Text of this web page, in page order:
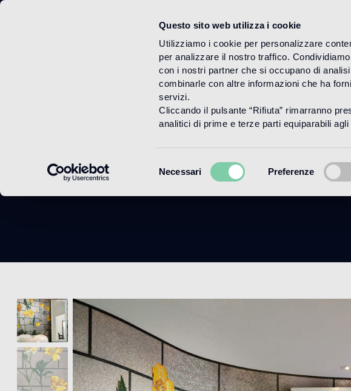
Questo sito web utilizza i cookie
Utilizziamo i cookie per personalizzare
per analizzare il nostro traffico.
con i nostri partner che si occupano di
combinarle con altre informazioni che ha
servizi.
Cliccando il pulsante “Rifiuta” rimarranno
analitici di prime e terze parti equiparabili
del
Necessari Preferenze
HOME